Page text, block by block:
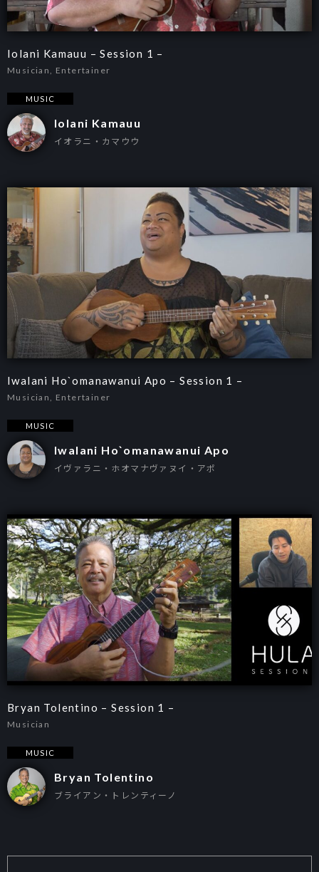
Iolani Kamauu – Session 1 –
Musician, Entertainer
MUSIC
Iolani Kamauu
イオラニ・カマウウ
Iwalani Ho`omanawanui Apo – Session 1 –
Musician, Entertainer
MUSIC
Iwalani Ho`omanawanui Apo
イヴァラニ・ホオマナヴァヌイ・アポ
Bryan Tolentino – Session 1 –
Musician
MUSIC
Bryan Tolentino
ブライアン・トレンティーノ